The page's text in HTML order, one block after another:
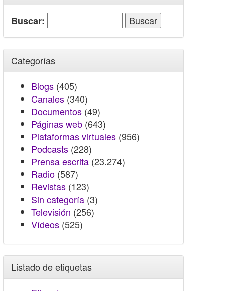
Buscar:
Categorías
Blogs (405)
Canales (340)
Documentos (49)
Páginas web (643)
Plataformas virtuales (956)
Podcasts (228)
Prensa escrita (23.274)
Radio (587)
Revistas (123)
Sin categoría (3)
Televisión (256)
Vídeos (525)
Listado de etiquetas